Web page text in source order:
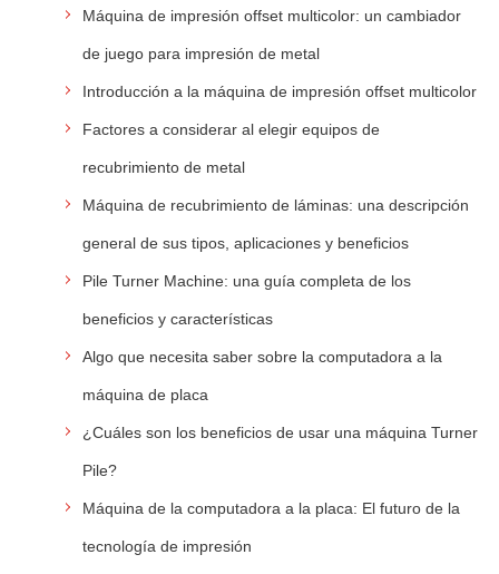
Máquina de impresión offset multicolor: un cambiador
de juego para impresión de metal
Introducción a la máquina de impresión offset multicolor
Factores a considerar al elegir equipos de
recubrimiento de metal
Máquina de recubrimiento de láminas: una descripción
general de sus tipos, aplicaciones y beneficios
Pile Turner Machine: una guía completa de los
beneficios y características
Algo que necesita saber sobre la computadora a la
máquina de placa
¿Cuáles son los beneficios de usar una máquina Turner
Pile?
Máquina de la computadora a la placa: El futuro de la
tecnología de impresión